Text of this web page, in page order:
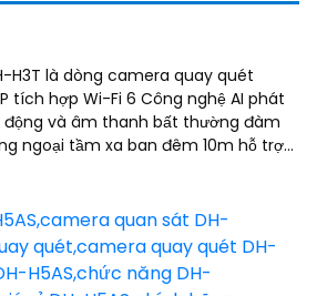
H3T là dòng camera quay quét
tích hợp Wi-Fi 6 Công nghệ AI phát
động và âm thanh bất thường đàm
ngoại tầm xa ban đêm 10m hỗ trợ